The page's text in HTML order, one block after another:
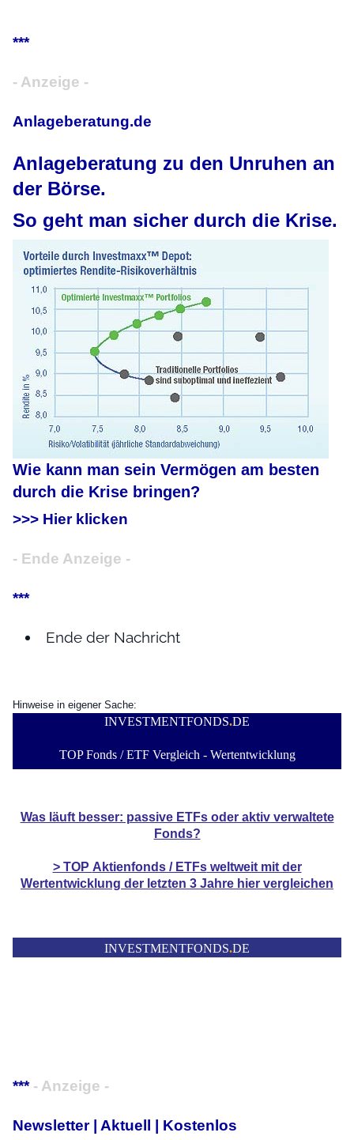
***
- Anzeige -
Anlageberatung.de
Anlageberatung zu den Unruhen an
der Börse.
So geht man sicher durch die Krise.
Wie kann man sein Vermögen am besten
durch die Krise bringen?
>>> Hier klicken
- Ende Anzeige -
***
Ende der Nachricht
Hinweise in eigener Sache:
INVESTMENTFONDS.DE
TOP Fonds / ETF Vergleich - Wertentwicklung
Was läuft besser: passive ETFs oder aktiv verwaltete
Fonds?
> TOP Aktienfonds / ETFsweltweit mit der
Wertentwicklung der letzten 3 Jahre hier vergleichen
INVESTMENTFONDS.DE
*** - Anzeige -
Newsletter | Aktuell | Kostenlos